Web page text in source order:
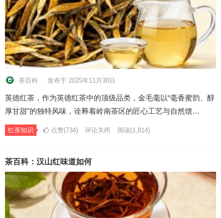
茶百科 发布于 2025年11月30日
英德红茶，作为英德红茶中的顶级品类，金毛毫以“毫香蜜韵、醇
厚甘甜”的独特风味，诠释着岭南茶区的匠心工艺与自然馈…
红茶知识 点赞(734) 评论关闭 阅读(1,814)
茶百科：汉山红味道如何